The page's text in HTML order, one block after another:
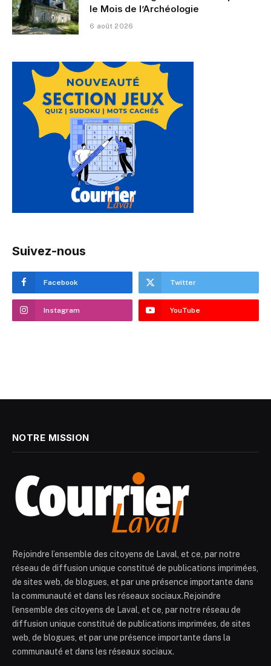
le Mois de l’Archéologie
6 août 2026
Suivez-nous
Facebook Twitter
Instagram YouTube
NOTRE MISSION
Rejoindre l’ensemble des citoyens de Laval, et ce, par notre
réseau de diffusion unique constitué de publications imprimées,
de sites web, de blogues, et par une présence importante dans
la communauté et dans les réseaux sociaux.Rejoindre
l’ensemble des citoyens de Laval, et ce, par notre réseau de
diffusion unique constitué de publications imprimées, de sites
web, de blogues, et par une présence importante dans la
communauté et dans les réseaux sociaux.